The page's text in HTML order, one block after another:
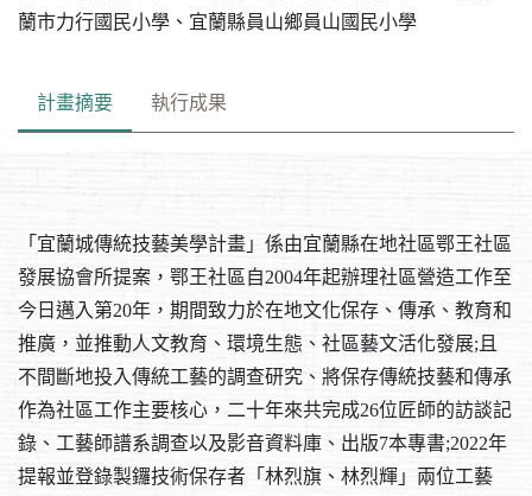
蘭市力行國民小學、宜蘭縣員山鄉員山國民小學
計畫摘要 執行成果
「宜蘭城傳統技藝美學計畫」係由宜蘭縣在地社區鄂王社區
發展協會所提案，鄂王社區自2004年起辦理社區營造工作至
今日邁入第20年，期間致力於在地文化保存、傳承、教育和
推廣，並推動人文教育、環境生態、社區藝文活化發展;且
不間斷地投入傳統工藝的調查研究、將保存傳統技藝和傳承
作為社區工作主要核心，二十年來共完成26位匠師的訪談記
錄、工藝師譜系調查以及影音資料庫、出版7本專書;2022年
提報並登錄製鑼技術保存者「林烈旗、林烈輝」兩位工藝